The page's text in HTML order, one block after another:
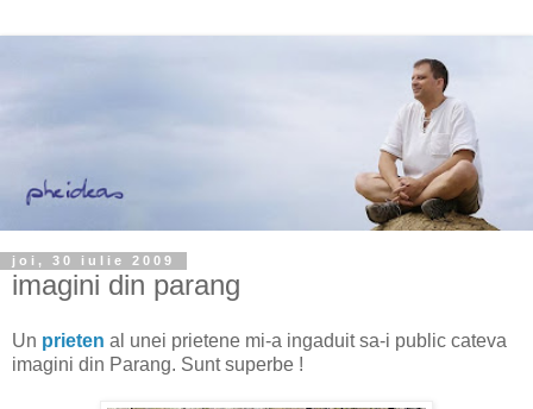
joi, 30 iulie 2009
imagini din parang
Un prieten al unei prietene mi-a ingaduit sa-i public cateva
imagini din Parang. Sunt superbe !